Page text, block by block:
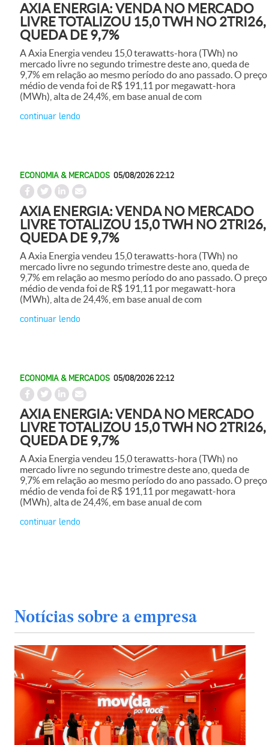
AXIA ENERGIA: VENDA NO MERCADO
LIVRE TOTALIZOU 15,0 TWH NO 2TRI26,
QUEDA DE 9,7%
A Axia Energia vendeu 15,0 terawatts-hora (TWh) no
mercado livre no segundo trimestre deste ano, queda de
9,7% em relação ao mesmo período do ano passado. O preço
médio de venda foi de R$ 191,11 por megawatt-hora
(MWh), alta de 24,4%, em base anual de com
continuar lendo
ECONOMIA & MERCADOS 05/08/2026 22:12
AXIA ENERGIA: VENDA NO MERCADO
LIVRE TOTALIZOU 15,0 TWH NO 2TRI26,
QUEDA DE 9,7%
A Axia Energia vendeu 15,0 terawatts-hora (TWh) no
mercado livre no segundo trimestre deste ano, queda de
9,7% em relação ao mesmo período do ano passado. O preço
médio de venda foi de R$ 191,11 por megawatt-hora
(MWh), alta de 24,4%, em base anual de com
continuar lendo
ECONOMIA & MERCADOS 05/08/2026 22:12
AXIA ENERGIA: VENDA NO MERCADO
LIVRE TOTALIZOU 15,0 TWH NO 2TRI26,
QUEDA DE 9,7%
A Axia Energia vendeu 15,0 terawatts-hora (TWh) no
mercado livre no segundo trimestre deste ano, queda de
9,7% em relação ao mesmo período do ano passado. O preço
médio de venda foi de R$ 191,11 por megawatt-hora
(MWh), alta de 24,4%, em base anual de com
continuar lendo
Notícias sobre a empresa